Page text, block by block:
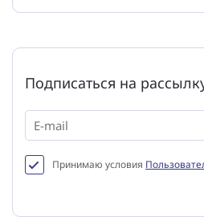
Подписаться на
Принимаю условия